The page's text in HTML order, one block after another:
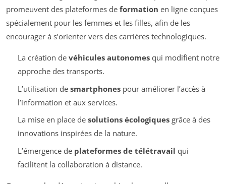
promeuvent des plateformes de formation en ligne conçues
spécialement pour les femmes et les filles, afin de les
encourager à s’orienter vers des carrières technologiques.
La création de véhicules autonomesqui modifient notre
approche des transports.
L’utilisation de smartphonespour améliorer l’accès à
l’information et aux services.
La mise en place de solutions écologiquesgrâce à des
innovations inspirées de la nature.
L’émergence de plateformes de télétravail qui
facilitent la collaboration à distance.